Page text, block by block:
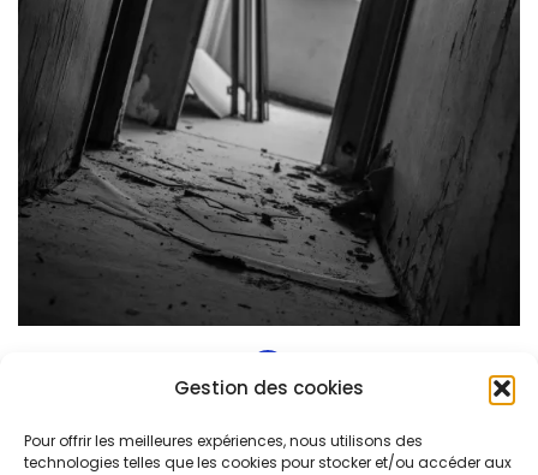
Gestion des cookies
Pour offrir les meilleures expériences, nous utilisons des
technologies telles que les cookies pour stocker et/ou accéder aux
De Facebook Demo